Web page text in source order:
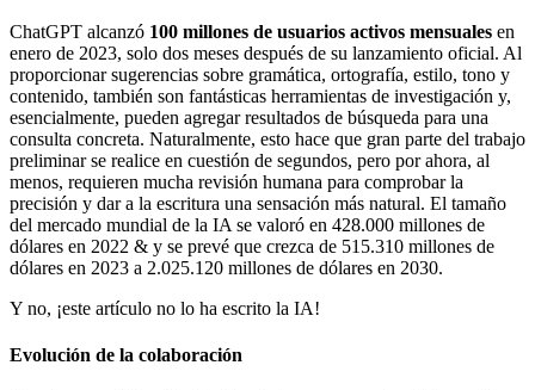
ChatGPT alcanzó 100 millones de usuarios activos mensuales en
enero de 2023, solo dos meses después de su lanzamiento oficial. Al
proporcionar sugerencias sobre gramática, ortografía, estilo, tono y
contenido, también son fantásticas herramientas de investigación y,
esencialmente, pueden agregar resultados de búsqueda para una
consulta concreta. Naturalmente, esto hace que gran parte del trabajo
preliminar se realice en cuestión de segundos, pero por ahora, al
menos, requieren mucha revisión humana para comprobar la
precisión y dar a la escritura una sensación más natural. El tamaño
del mercado mundial de la IA se valoró en 428.000 millones de
dólares en 2022 & y se prevé que crezca de 515.310 millones de
dólares en 2023 a 2.025.120 millones de dólares en 2030.
Y no, ¡este artículo no lo ha escrito la IA!
Evolución de la colaboración